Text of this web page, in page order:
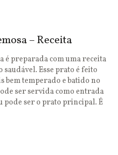
– Receita
é preparada com uma receita
Esse prato é feito
bem temperado e batido no
ser servida como entrada
pode ser o prato principal. É